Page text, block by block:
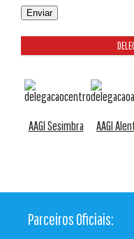
AAGI Sesimbra AAGI
Parceiros Oficiais: